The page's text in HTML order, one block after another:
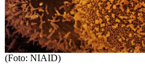
(Foto: NIAID)